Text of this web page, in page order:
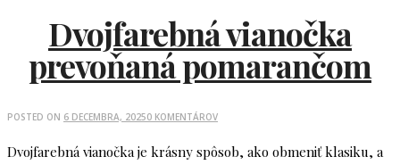
Dvojfarebná vianočka
prevoňaná pomarančom
POSTED ON 6 DECEMBRA, 20250 KOMENTÁROV
Dvojfarebná vianočka je krásny spôsob, ako obmeniť klasiku, a